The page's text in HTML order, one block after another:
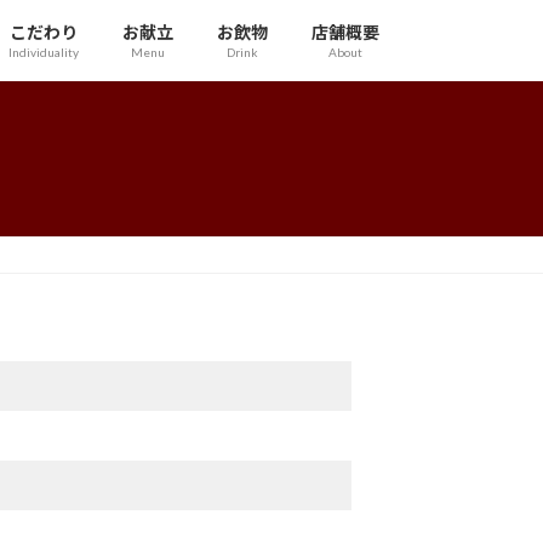
こだわり
Individuality
お献立
Menu
お飲物
Drink
店舗概要
About